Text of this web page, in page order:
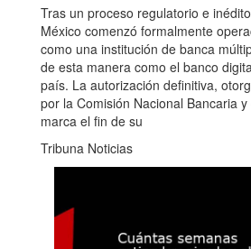
Tras un proceso regulatorio e
México comenzó formalmente
como una institución de banca
de esta manera como el banco
país. La autorización definitiva,
por la Comisión Nacional Bancaria y
marca el fin de su
Tribuna Noticias